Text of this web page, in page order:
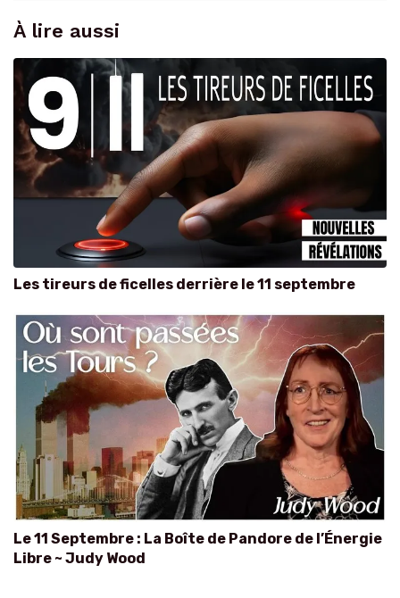
À lire aussi
Les tireurs de ficelles derrière le 11 septembre
Le 11 Septembre : La Boîte de Pandore de l’Énergie
Libre ~ Judy Wood